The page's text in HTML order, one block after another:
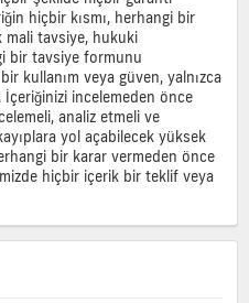
hiçbir kısmı, herhangi bir
mali tavsiye, hukuki
bir tavsiye formunu
kullanım veya güven, yalnızca
incelemeden önce
analiz etmeli ve
yol açabilecek yüksek
bir karar vermeden önce
hiçbir içerik bir teklif veya